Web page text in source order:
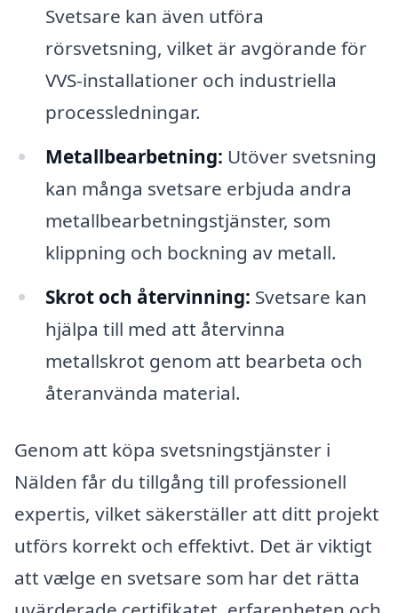
Svetsare kan även utföra
rörsvetsning, vilket är avgörande för
VVS-installationer och industriella
processledningar.
Metallbearbetning: Utöver svetsning
kan många svetsare erbjuda andra
metallbearbetningstjänster, som
klippning och bockning av metall.
Skrot och återvinning: Svetsare kan
hjälpa till med att återvinna
metallskrot genom att bearbeta och
återanvända material.
Genom att köpa svetsningstjänster i
Nälden får du tillgång till professionell
expertis, vilket säkerställer att ditt projekt
utförs korrekt och effektivt. Det är viktigt
att vælge en svetsare som har det rätta